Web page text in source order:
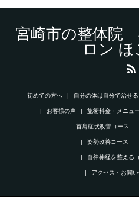
宮崎市の整体院
ロン
初めての方へ 自分の体は自分で治せる
お客様の声 施術料金・メニュ
首肩症状改善コース
姿勢改善コース
自律神経を整える
アクセス・お問